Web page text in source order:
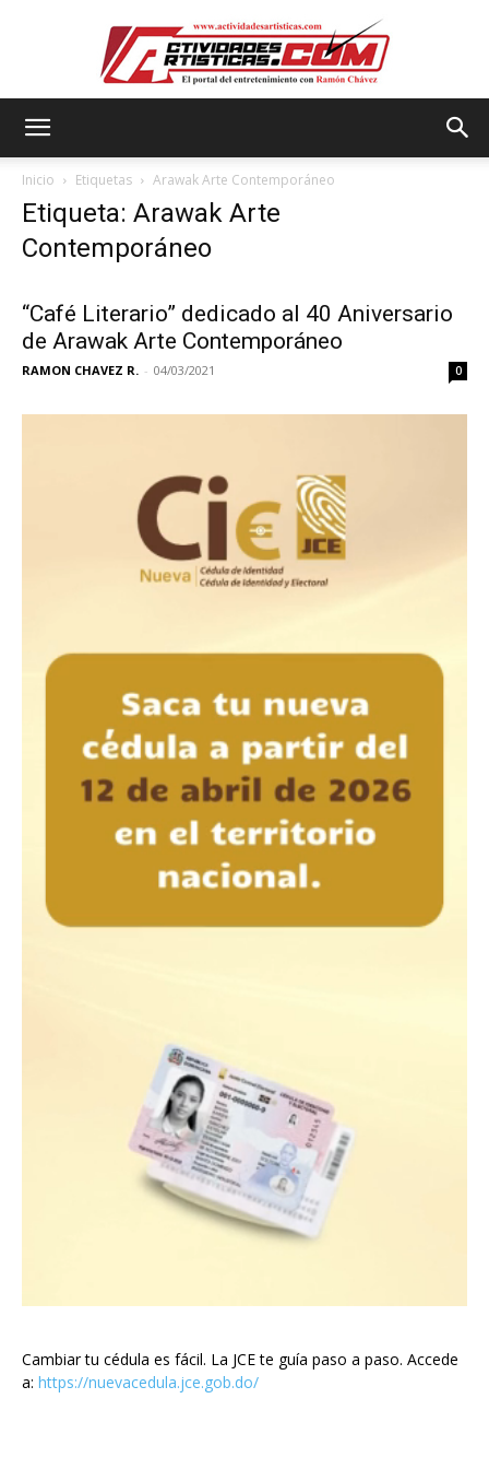
Inicio Etiquetas Arawak Arte Contemporáneo
Etiqueta: Arawak Arte
Contemporáneo
“Café Literario” dedicado al 40 Aniversario
de Arawak Arte Contemporáneo
RAMON CHAVEZ R. - 04/03/2021 0
Cambiar tu cédula es fácil. La JCE te guía paso a paso. Accede
a: https://nuevacedula.jce.gob.do/